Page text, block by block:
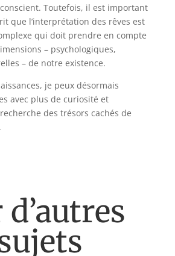
Toutefois, il est important
que l’interprétation des rêves est
qui doit prendre en compte
– psychologiques,
– de notre existence.
je peux désormais
avec plus de curiosité et
des trésors cachés de
d’autres